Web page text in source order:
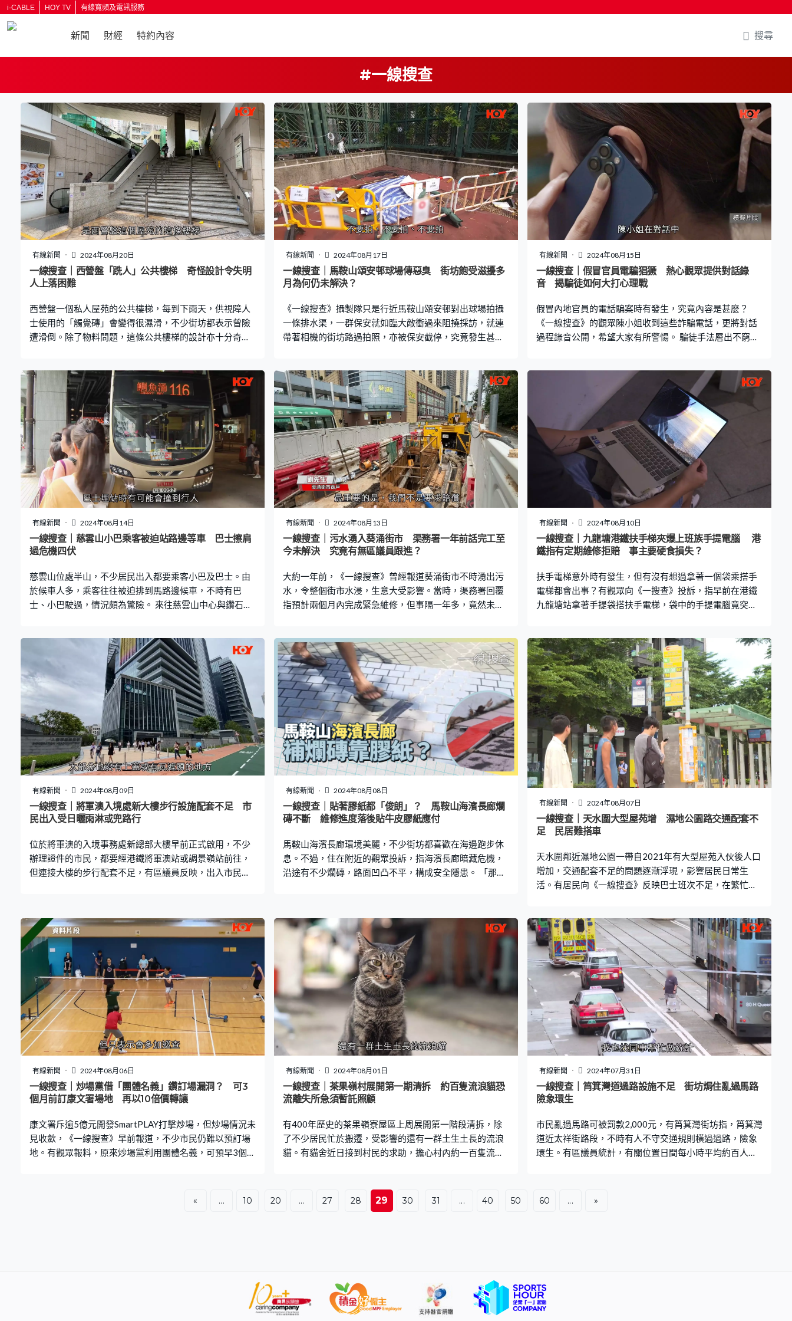
i-CABLE HOY TV 有線寬頻及電訊服務
新聞 財經 特約內容 搜尋
#一線搜查
按輸入鍵開始搜尋
有線新聞 2024年08月20日
一線搜查｜西營盤「跣人」公共樓梯 奇怪設計令失明
人上落困難
西營盤一個私人屋苑的公共樓梯，每到下雨天，供視障人
士使用的「觸覺磚」會變得很濕滑，不少街坊都表示曾險
遭滑倒。除了物料問題，這條公共樓梯的設計亦十分奇
到那些金屬（觸覺）磚，然後滑到，當時差點跌死。」除
了觀眾邱先生險跌倒受傷，不少曾使用過西營盤一條公共
樓梯的市民都有類似經歷。 令不少人險中招滑倒的觸覺
磚，是為方便視障人士外出，在物料上可以分為兩種，一
種是黃色，表面是橡膠質料；而另一種就是金屬表面。不
過，如果在下雨的時候，這種金屬磚似乎有滑倒行人的風
險。 資料顯示，路政署安裝的「觸覺磚」多數是黃色的
磚，主要是以混凝土、黏土、陶瓷或仿花崗岩製成；至於
這一類像不銹鋼的磚，多由其他機構安裝。而根據建築署
的《暢道通行——戶外環境建設》研究曾提及，在物料使用
上「非金屬物料較為可取」。 香港失明人協進會財務秘書
何睿知第一次使用這條樓梯，指出當中存有不少問題，
「很明顯感受到的是，某些警示磚凸起的程度沒那麼大，
需要去感受那些磚，太過平滑其實會比較難感受。」
有線新聞 2024年08月17日
一線搜查｜馬鞍山頌安邨球場傳惡臭 街坊飽受滋擾多
月為何仍未解決？
《一線搜查》攝製隊只是行近馬鞍山頌安邨對出球場拍攝
一條排水渠，一群保安就如臨大敵衝過來阻撓採訪，就連
帶著相機的街坊路過拍照，亦被保安截停，究竟發生甚麼
邨街坊鄭太投訴，指對出的運動場經常傳出惡臭，問題拖
延至今仍未解決，「我6月開始投訴，對出球場渠位不斷湧
出黑色水，發出陣陣惡臭。我打去1823投訴，後來轉介到
房署跟進。但每天仍不斷湧出污水，就似沼氣的味道，住
近球場的住戶真的好辛苦，就算開冷氣，亦無減臭味。」
當區區議員表示，有關方面已知道是哪個位置出現淤塞，
但由於涉及不同政府部門及管理機構，所以至今仍未能解
決。 雖然球場湧出污水，但原來臭味主要源自附近卸貨區
沙井淤塞。沙田區區議員龔美姿：「球場的去水位不夠平
整，以致每逢大雨會有水積聚。我們在頌安商場的街市後
面，有個卸貨區，下面有一個沙井，但其中一截渠口長期
有雜物導致淤塞，所以發出惡臭。」 對於為何問題拖延數
月仍未解決，龔美姿指出，卸貨區地面屬領展負責管理，
需要不同部門之間協調處理。她希望當
有線新聞 2024年08月15日
一線搜查｜假冒官員電騙猖獗 熱心觀眾提供對話錄
音 揭騙徒如何大打心理戰
假冒內地官員的電話騙案時有發生，究竟內容是甚麼？
《一線搜查》的觀眾陳小姐收到這些詐騙電話，更將對話
過程錄音公開，希望大家有所警愓。 騙徒手法層出不窮，
根據警方數據，由2019至2023年，假冒內地公職人員的
電話騙案超過3,800宗，今年頭5個月就有370宗。 早前有
騙徒致電觀眾陳小姐，指懷疑她違法代辦留學簽證，陳小
姐：「收到電話後，我越聽越覺得不妥，說到假學歷（代
辦留學），說得那麼像真，又說是甚麼鹽田教育局。」陳
小姐在對話中嘗試質疑對方身份，怎料騙徒竟反客為主，
說香港有太多假冒官員的來電，建議她根據來電顯示，上
網搜尋她的來電號碼，看看是否真是官方機構。 騙徒的說
話令人真假難辨，「你們現在對於一些電話的真假，都已
經辨別不清楚了，現在你要不要先確認一下我是不是鹽田
教育局的？你打開你的瀏覽器吧，你將我的辦公室電話號
碼輸入去，搜索下。」 這個電話號碼是否真的是內地官方
機構呢？《一線搜查》上網搜尋過，結果是「深圳市鹽田
的可信？ 陳小姐認定對方是騙
有線新聞 2024年08月14日
一線搜查｜慈雲山小巴乘客被迫站路邊等車 巴士擦肩
過危機四伏
慈雲山位處半山，不少居民出入都要乘客小巴及巴士。由
於候車人多，乘客往往被迫排到馬路邊候車，不時有巴
士、小巴駛過，情況頗為驚險。 來往慈雲山中心與鑽石山
士駛過時險象環生。不少街坊都表示，希望可改善排隊安
排，減少意外機會。 黃大仙區議員楊諾軒指出，19S小巴
多居民乘搭，但車站設於3個小巴站的中間，人多時人龍會
排入巴士站內。他建議運輸署當局改動車站位置，以騰出
更多空間給19S乘客候車。 除了專線小巴，行駛慈雲山至
青山道的紅色小巴線，街坊更要在馬路上候車。《一線搜
查》在早上7時許到現場視察，見到已有多人站在馬路上候
車，更有人抱著小朋友，存在安全隱患。楊諾軒指出，因
防撞欄設計問題，導致街坊等車時要站於防撞欄外的行車
路。 《一線搜查》HOY TV77台 播出日期：逢星期一至五
播出時間：20:00-20:30 78台 22:30重播 WhatsApp報料
熱線：68960931 節目重溫請＜按此＞
有線新聞 2024年08月13日
一線搜查｜污水湧入葵涌街市 渠務署一年前話完工至
今未解決 究竟有無區議員跟進？
大約一年前，《一線搜查》曾經報道葵涌街市不時湧出污
水，令整個街市水浸，生意大受影響。當時，渠務署回覆
指預計兩個月內完成緊急維修，但事隔一年多，竟然未修
了，當時大大聲說幾個月內會修理好，現在足足一年多，
臭氣昏天。」葵青街市商戶劉先生對街市無止境水浸十分
無奈，「還寫明去年9月會完成，過了這麼久，竟然還是未
整完？這些工程，有甚麼理由拖了一年？特首說民生無小
事，我們做生意就慘了。」 過去一年多這個街市不時有污
水湧出，但是最近一次特別嚴重，因抽水泵停了，令整個
街市遭殃。商戶梁先生：「我一回來，整個街市水浸，然
後通知管理處，浸濕貨品全部都不能用，所以影響很大。
菜檔被浸了一半，牛腩麵店就剛剛入水，最慘就是三餸
飯，水浸了。水浸高度大約是到腳眼位置。」他指出，因
下雨導致塞渠，污水倒灌，「街市無止境水浸，商戶就無
止境投訴，整個街市沒有人流，這些損失是我們（商戶）
承擔。」 維修了一年多仍未處理好，究竟當區的區議員有
路程，《一線搜查》聯絡辦事處職員要求訪問，
有線新聞 2024年08月10日
一線搜查｜九龍塘港鐵扶手梯夾爆上班族手提電腦 港
鐵指有定期維修拒賠 事主要硬食損失？
扶手電梯意外時有發生，但有沒有想過拿著一個袋乘搭手
電梯都會出事？有觀眾向《一搜查》投訴，指早前在港鐵
九龍塘站拿著手提袋搭扶手電梯，袋中的手提電腦竟突然
回家繼續工作，晚飯後在港鐵九龍塘站轉車，乘搭扶手電
梯上去時，電梯側面鐵板突然飛出來，他袋中的手提電腦
就被電梯夾住，並拗至彎曲變形。 他坦言，由於事出突
然，無想過每日乘搭的港鐵會發生這種意外，「非常不
幸，就好似死神來了的感覺。」由於電腦機殼已爆開，他
即時尋求港鐵職員協助，對方則指如需要提出索償，便聯
絡港鐵的客戶服務。 他指出，電腦屬公司資產，剛購入約
一個月，感到十分無奈。經過近三個月的跟進，港鐵終於
在7月中以電郵回覆Kelvin，稱扶手電梯有做定期檢查，事
發前涉事電梯運作正常，無證據證明意由於港鐵疏忽或不
作為而造成，因此不會賠償。 港鐵向《一線搜查》證實事
件，強調維修保養承辦商在事發前一晚做過檢查，確認運
作正常，公證行亦已就個案完成調查，並將結果通知當事
人。但由於收到對方要求跟進，港鐵會再將個案交予公證
有線新聞 2024年08月09日
一線搜查｜將軍澳入境處新大樓步行設施配套不足 市
民出入受日曬雨淋或兜路行
位於將軍澳的入境事務處新總部大樓早前正式啟用，不少
辦理證件的市民，都要經港鐵將軍澳站或調景嶺站前往，
但連接大樓的步行配套不足，有區議員反映，出入市民要
嶺站需要多一倍時間。但連接兩個港鐵站之間的通道，大
部份沒有上蓋。 由將軍澳站經商場及調景嶺體育館，旁邊
有一條有蓋天橋連接入境處總部，該條天橋最近已開通，
不過西貢區區議員張美雄指出，即使有蓋天橋已開通，但
要兜路走10多分鐘才到達新大樓，認為有關接駁設施有改
善空間。 他建議，將軍澳站與新總部大樓之間的寶邑路和
唐賢街交界，可設置對角過路處和延長綠燈時間，讓市民
更直接和方便前往大樓；附近巴士站應增設上蓋和坐椅，
方便乘搭巴士的市民。 他又指出，人境處總部旁邊，將興
建街市市政大樓，預計2028年或2029年落成。該市政大
樓設計上已有通道連接旁邊的商場，再接通將軍澳站。他
希望有關部門可考慮，在入境處總部大樓與新市政大樓之
間，提供行人天橋接駁，以便進出將軍澳站。 《一線搜
有線新聞 2024年08月08日
一線搜查｜貼著膠紙都「俊朗」？ 馬鞍山海濱長廊爛
磚不斷 維修進度落後貼牛皮膠紙應付
馬鞍山海濱長廊環境美麗，不少街坊都喜歡在海邊跑步休
息。不過，住在附近的觀眾投訴，指海濱長廊暗藏危機，
沿途有不少爛磚，路面凹凸不平，構成安全隱患。 「那些
修，街坊不小心就會被絆倒。 植先生曾向公園管理員、
1823熱線，以及康文署反映問題，但總是兜兜轉轉，問題
仍然存在，「當我告訴他們爛磚的位置，不見了階磚，或
是凹凹凸凸，你叫他做這樣，他就只做這個，可否由頭走
到尾一次過處理？你投訴這個地方，他只處理這個地
方。」 馬鞍山海濱長廊全長3.2公里，《一線搜查》到現場
了解情況，發現差不多每200至300米，就見到裂痕或爛
磚，就連一些方便視障人士的引路帶也有損毁；有爛的地
方，就用牛皮膠紙或用雪糕筒蓋著，至於何時會維修，則
沒有貼上告示。不過，其實這些牛皮膠紙也見脫落，令到
地面更為凹凸不平。 沙田區議員朱煥釗表示，他擔任這區
的區議員7年以來，有關的投訴從未間斷，每次向當局反映
都會有跟進，「站在我們社區服務的角度，維修速度怎樣
有線新聞 2024年08月07日
一線搜查｜天水圍大型屋苑增 濕地公園路交通配套不
足 民居難搭車
天水圍鄰近濕地公園一帶自2021年有大型屋苑入伙後人口
增加，交通配套不足的問題逐漸浮現，影響居民日常生
活。有居民向《一線搜查》反映巴士班次不足，在繁忙時
先生表示，附近可選擇的公具交通工具除了巴士外，還有
輕鐵，惟由於要繞遠路，因此居民多數會以巴士為主。然
而早上繁忙時段，巴士通常已經逼滿人，不但沒有座位
坐，更經常只有數名乘客可以成功上車。 根據資料顯示，
現時濕地公園路一帶的乘客，可以乘搭巴士前往元朗、金
鐘和上水。另外繁忙時間，亦設有多條特別路線和增開班
次服務，不過途經大欖隧道轉車站的常規巴士線，就僅有
過海巴士967線。 另一名天水圍北居民張先生亦指，上下
班繁忙時間及上學時間長期沒法上車，輕鐵和巴士也是如
此，認為人流太多。他指出，近年太多新樓盤入伙，人流
較以往多，以近濕地公園新落成的兩個屋苑為例，都已經
接近4,000伙，但交通沒有任何改善的話，變相處於飽和的
情況。 他認為，現時規劃跟不上社區發展，舉例指天水圍
以預留發展，但到今時今日、30年
有線新聞 2024年08月06日
一線搜查｜炒場黨借「團體名義」鑽訂場漏洞？ 可3
個月前訂康文署場地 再以10倍價轉讓
康文署斥逾5億元開發SmartPLAY打擊炒場，但炒場情況未
見收歛，《一線搜查》早前報道，不少市民仍難以預訂場
地。有觀眾報料，原來炒場黨利用團體名義，可預早3個月
人在電腦系統前面排隊，到登入系統時，就發現場地已經
體，都可優先在用場前3個月預訂康文署的康體設施。截至
今年7月，已獲註冊或獲豁免註冊的社團或分支機構有超過
有線新聞 2024年08月01日
一線搜查｜茶果嶺村展開第一期清拆 約百隻流浪貓恐
流離失所急須暫託照顧
有400年歷史的茶果嶺寮屋區上周展開第一階段清拆，除
了不少居民忙於搬遷，受影響的還有一群土生土長的流浪
貓。有貓舍近日接到村民的求助，擔心村內約一百隻流浪
明年上半年進行。 首階段範圍包括天后廟旁至茶果嶺大街
中間廣場路段，村民須於今年上半年遷出。《一線搜查》
木都是自己親手裁種，對即將清拆非常不捨。 除了村民需
要搬遷，受影響的還有居於村內約百隻流浪貓。檸浪同行
義工Jackal表示，近期已盡力拯救貓貓，這幾天補捉了約9
有線新聞 2024年07月31日
一線搜查｜筲箕灣道過路設施不足 街坊焗住亂過馬路
險象環生
市民亂過馬路可被罰款2,000元，有筲箕灣街坊指，筲箕灣
道近太祥街路段，不時有人不守交通規則橫過過路，險象
環生。有區議員統計，有關位置日間每小時平均約百人亂
此，感覺十分危險。她認為，附近雖有天橋，但沒有升降
機，要長者步行樓梯不便，希望當局可考慮加裝升降機或
« ... 10 20 ... 27 28 29 30 31 ... 40 50 60 ... »